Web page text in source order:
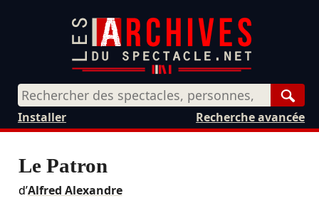
Recherche avancée
Installer
Le Patron
d’Alfred Alexandre